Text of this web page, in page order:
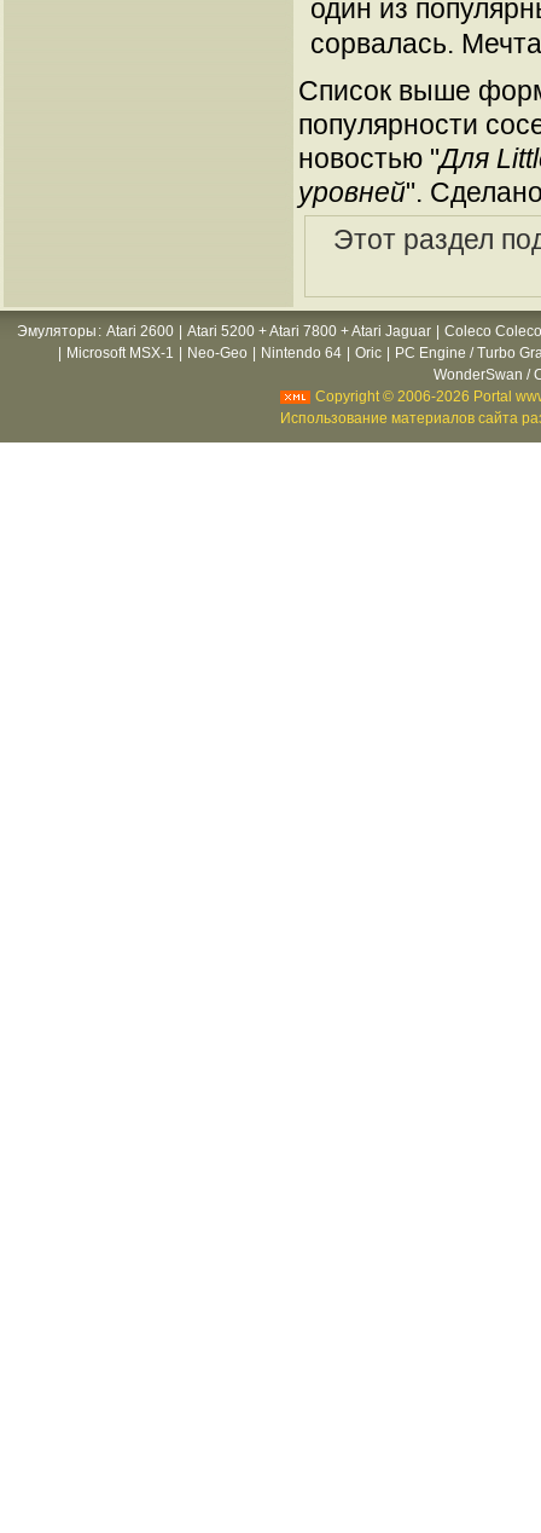
один из
сорвалась.
Список выше
популярности
новостью "Для
уровней".
Этот раздел
Эмуляторы : Atari 2600 Atari 5200 + Atari 7800 + Atari Jaguar
Coleco
Microsoft MSX-1 Neo-Geo Nintendo 64 Oric
PC Engine / Turbo
WonderSwan /
Copyright © 2006-2026 Portal
Использование материалов сайта